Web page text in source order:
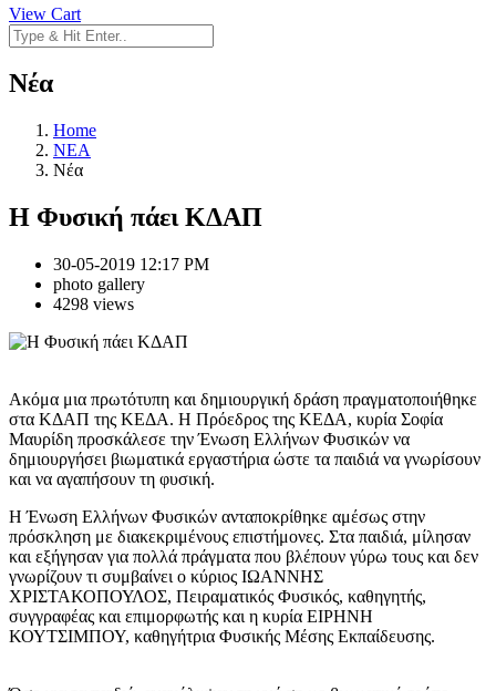
View Cart
Νέα
Home
NEA
Νέα
Η Φυσική πάει ΚΔΑΠ
30-05-2019 12:17 PM
photo gallery
4298 views
Ακόμα μια πρωτότυπη και δημιουργική δράση πραγματοποιήθηκε
στα ΚΔΑΠ της ΚΕΔΑ. Η Πρόεδρος της ΚΕΔΑ, κυρία Σοφία
Μαυρίδη προσκάλεσε την Ένωση Ελλήνων Φυσικών να
δημιουργήσει βιωματικά εργαστήρια ώστε τα παιδιά να γνωρίσουν
και να αγαπήσουν τη φυσική.
Η Ένωση Ελλήνων Φυσικών ανταποκρίθηκε αμέσως στην
πρόσκληση με διακεκριμένους επιστήμονες. Στα παιδιά, μίλησαν
και εξήγησαν για πολλά πράγματα που βλέπουν γύρω τους και δεν
γνωρίζουν τι συμβαίνει ο κύριος ΙΩΑΝΝΗΣ
ΧΡΙΣΤΑΚΟΠΟΥΛΟΣ, Πειραματικός Φυσικός, καθηγητής,
συγγραφέας και επιμορφωτής και η κυρία ΕΙΡΗΝΗ
ΚΟΥΤΣΙΜΠΟΥ, καθηγήτρια Φυσικής Μέσης Εκπαίδευσης.